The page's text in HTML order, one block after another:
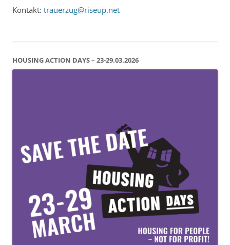
Kontakt: trauerzug@riseup.net
HOUSING ACTION DAYS – 23-29.03.2026